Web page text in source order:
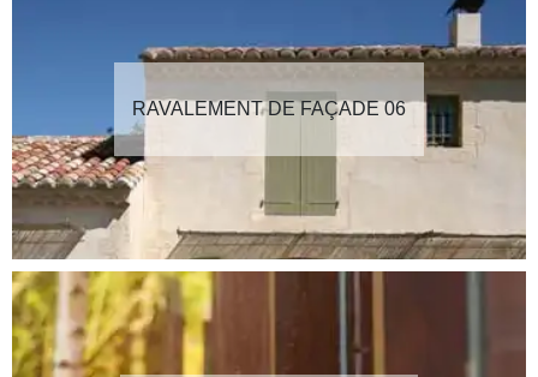
RAVALEMENT DE FAÇADE 06